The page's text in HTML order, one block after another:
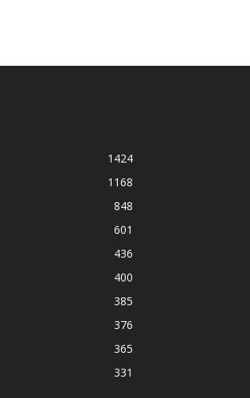
1424
1168
848
601
436
400
385
376
365
331